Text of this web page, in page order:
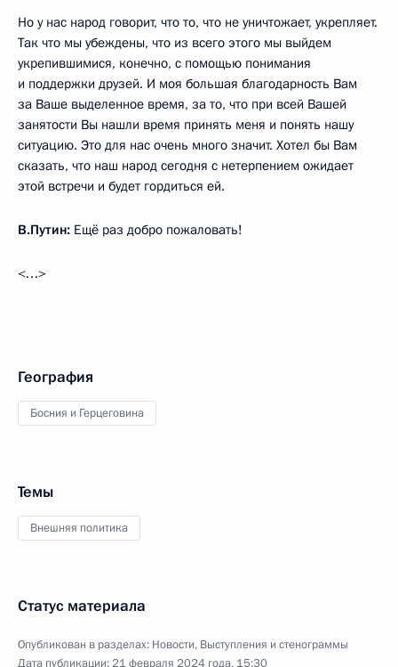
Но у нас народ говорит, что то, что не уничтожает, укрепляет.
Так что мы убеждены, что из всего этого мы выйдем
укрепившимися, конечно, с помощью понимания
и поддержки друзей. И моя большая благодарность Вам
за Ваше выделенное время, за то, что при всей Вашей
занятости Вы нашли время принять меня и понять нашу
ситуацию. Это для нас очень много значит. Хотел бы Вам
сказать, что наш народ сегодня с нетерпением ожидает
этой встречи и будет гордиться ей.
В.Путин: Ещё раз добро пожаловать!
<…>
География
Босния и Герцеговина
Темы
Внешняя политика
Статус материала
Опубликован в разделах: Новости, Выступления и стенограммы
Дата публикации:21 февраля 2024 года, 15:30